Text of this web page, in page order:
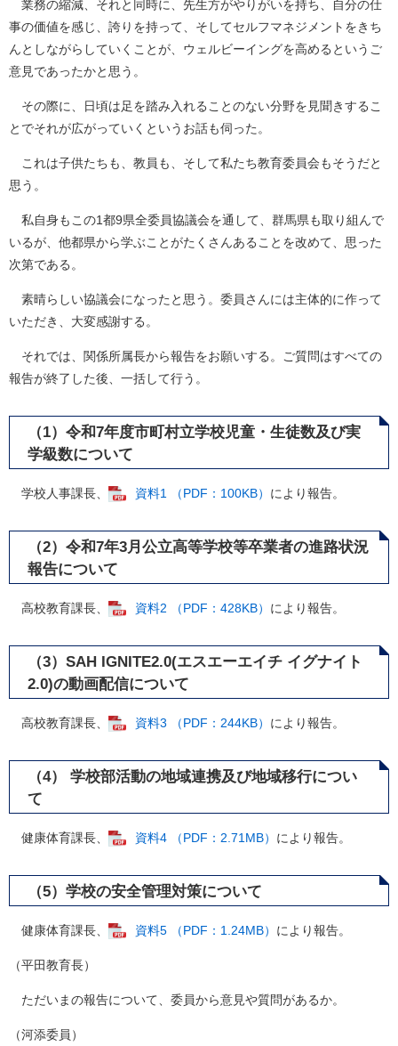
業務の縮減、それと同時に、先生方がやりがいを持ち、自分の仕
事の価値を感じ、誇りを持って、そしてセルフマネジメントをきち
んとしながらしていくことが、ウェルビーイングを高めるというご
意見であったかと思う。
その際に、日頃は足を踏み入れることのない分野を見聞きするこ
とでそれが広がっていくというお話も伺った。
これは子供たちも、教員も、そして私たち教育委員会もそうだと
思う。
私自身もこの1都9県全委員協議会を通して、群馬県も取り組んで
いるが、他都県から学ぶことがたくさんあることを改めて、思った
次第である。
素晴らしい協議会になったと思う。委員さんには主体的に作って
いただき、大変感謝する。
それでは、関係所属長から報告をお願いする。ご質問はすべての
報告が終了した後、一括して行う。
（1）令和7年度市町村立学校児童・生徒数及び実
学級数について
学校人事課長、 資料1 （PDF：100KB） により報告。
（2）令和7年3月公立高等学校等卒業者の進路状況
報告について
高校教育課長、 資料2 （PDF：428KB） により報告。
（3）SAH IGNITE2.0(エスエーエイチ イグナイト
2.0)の動画配信について
高校教育課長、 資料3 （PDF：244KB） により報告。
（4） 学校部活動の地域連携及び地域移行につい
て
健康体育課長、 資料4 （PDF：2.71MB） により報告。
（5）学校の安全管理対策について
健康体育課長、 資料5 （PDF：1.24MB） により報告。
（平田教育長）
ただいまの報告について、委員から意見や質問があるか。
（河添委員）